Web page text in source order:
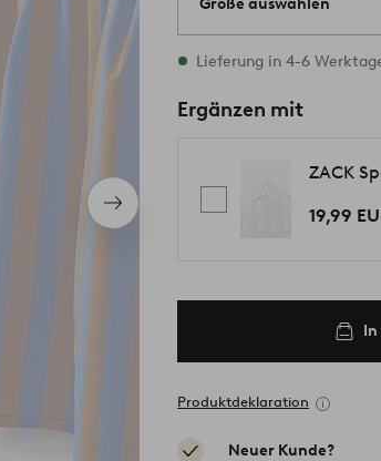
Nächstes
Produkt
Größe auswählen
Alle Größen vorrätig
Lieferung in 4-6
Ergänzen mit
ZACK
19,99
Produktdeklaration
Neuer Kunde?